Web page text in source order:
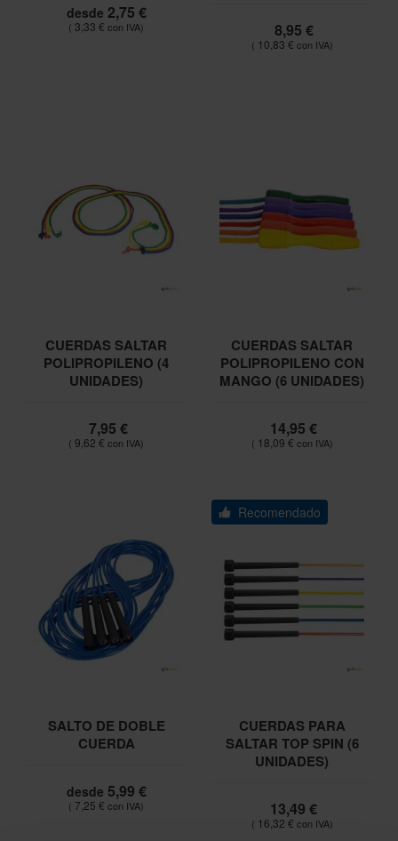
desde 2,75 €
3,33 € 8,95 €
10,83 €
CUERDAS SALTAR
POLIPROPILENO (4
UNIDADES)
7,95 €
9,62 €
CUERDAS SALTAR
POLIPROPILENO CON
MANGO (6 UNIDADES)
14,95 €
18,09 €
SALTO DE DOBLE
CUERDA
desde 5,99 €
7,25 €
Recomendado
CUERDAS PARA
SALTAR TOP SPIN (6
UNIDADES)
13,49 €
16,32 €